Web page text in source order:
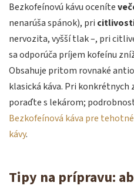
Bezkofeínovú kávu oceníte
nenarúša spánok), pri
nervozita, vyšší tlak –, pri
sa odporúča príjem kofeínu
Obsahuje pritom rovnaké
klasická káva. Pri konkrétnych
poraďte s lekárom;
Bezkofeínová káva pre
kávy.
Tipy na prípravu: